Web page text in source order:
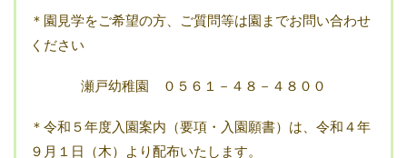
＊園見学をご希望の方、ご質問等は園までお問い合わせ
ください
瀬戸幼稚園 ０５６１－４８－４８００
＊令和５年度入園案内（要項・入園願書）は、令和４年
９月１日（木）より配布いたします。